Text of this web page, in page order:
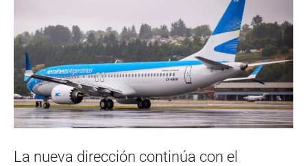
La nueva dirección continúa con el